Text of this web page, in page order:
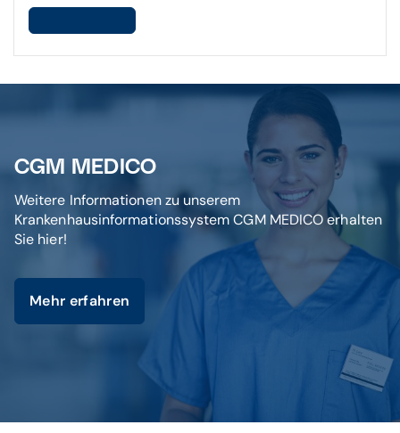
CGM MEDICO
Weitere Informationen zu unserem
Krankenhausinformationssystem CGM MEDICO erhalten
Sie hier!
Mehr erfahren